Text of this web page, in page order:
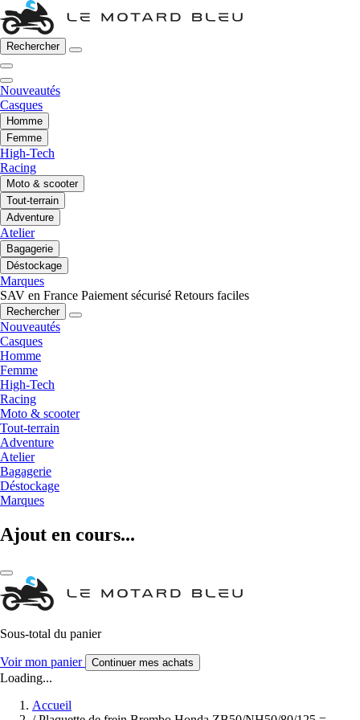
Rechercher
Nouveautés
Casques
Homme
Femme
High-Tech
Racing
Moto & scooter
Tout-terrain
Adventure
Atelier
Bagagerie
Déstockage
Marques
SAV en France Paiement sécurisé Retours faciles
Rechercher
Nouveautés
Casques
Homme
Femme
High-Tech
Racing
Moto & scooter
Tout-terrain
Adventure
Atelier
Bagagerie
Déstockage
Marques
Ajout en cours...
Sous-total du panier
Voir mon panier Continuer mes achats
Loading...
Accueil